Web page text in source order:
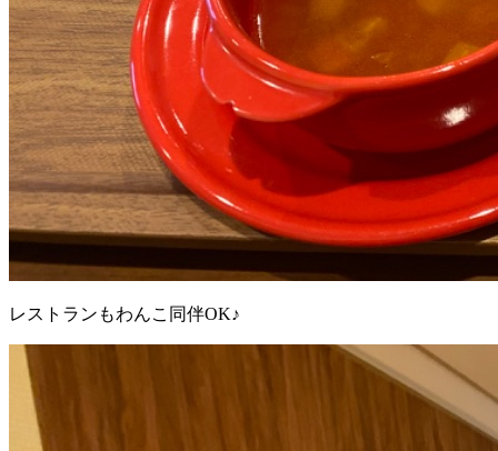
レストランもわんこ同伴OK♪